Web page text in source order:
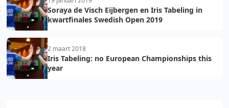
Soraya de Visch Eijbergen en Iris Tabeling in
kwartfinales Swedish Open 2019
2 maart 2018
Iris Tabeling: no European Championships this
year